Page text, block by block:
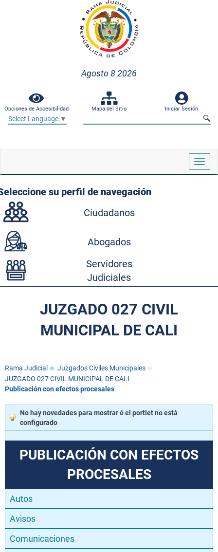
Agosto 8 2026
Opciones de Accesibilidad Mapa del Sitio Iniciar Sesión
Select Language ▼
su perfil de navegación
Ciudadanos
Abogados
Servidores
Judiciales
JUZGADO 027 CIVIL
MUNICIPAL DE CALI
Rama Judicial
Juzgados Civiles Municipales
JUZGADO 027 CIVIL MUNICIPAL DE CALI
Publicación con efectos procesales
No hay novedades para mostrar ó el portlet no está
configurado
PUBLICACIÓN CON EFECTOS
PROCESALES
Autos
Avisos
Comunicaciones